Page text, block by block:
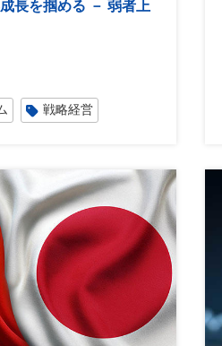
長を掴める － 弱者上
戦略経営